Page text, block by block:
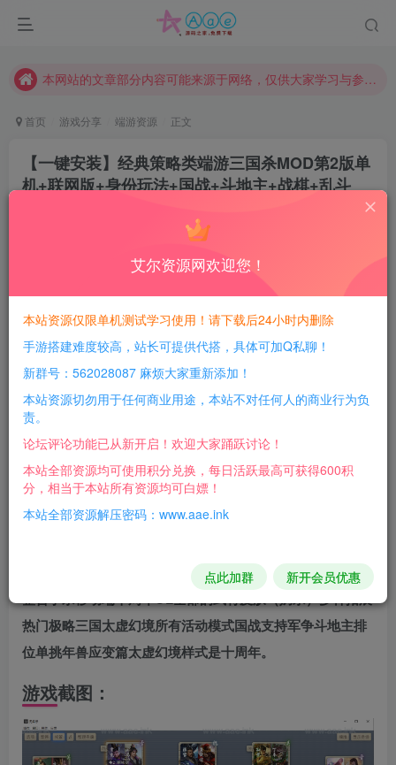
现在赞助会员享受专属折扣，详情点击此条公告。
本网站的文章部分内容可能来源于网络，仅供大家学习与参考，如有侵权，请联系站长QQ466107887进行删除处理。
首页 游戏分享 端游资源 正文
【一键安装】经典策略类端游三国杀MOD第2版单
机+联网版+身份玩法+国战+斗地主+战棋+乱斗
每日活跃最高可获得600积分！所有资源可以使用
积分免费兑换！
游戏介绍：
游戏版本：三国杀MOD单机版第2版【精品稀有完整
端】
支持系统：Win7 Win10 Win11 64位
整合手杀移动端十周年OL全部的武将皮肤（奶杀）多种拓展
热门极略三国太虚幻境所有活动模式国战支持军争斗地主排
位单挑年兽应变篇太虚幻境样式是十周年。
游戏截图：
艾尔资源网欢迎您！
本站资源仅限单机测试学习使用！请下载后24小时内删除
手游搭建难度较高，站长可提供代搭，具体可加Q私聊！
新群号：562028087 麻烦大家重新添加！
本站资源切勿用于任何商业用途，本站不对任何人的商业行为负
责。
论坛评论功能已从新开启！欢迎大家踊跃讨论！
本站全部资源均可使用积分兑换，每日活跃最高可获得600积
分，相当于本站所有资源均可白嫖！
本站全部资源解压密码：www.aae.ink
点此加群 新开会员优惠